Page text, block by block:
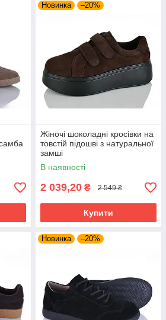
Новинка –20%
Жіночі шоколадні кросівки на
товстій підошві з натуральної
замші
В наявності
2 039,20 ₴ 2 549 ₴
Купити
Новинка –20%